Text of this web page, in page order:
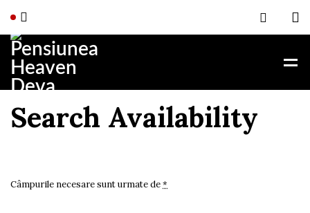
Search Availability
Câmpurile necesare sunt urmate de*